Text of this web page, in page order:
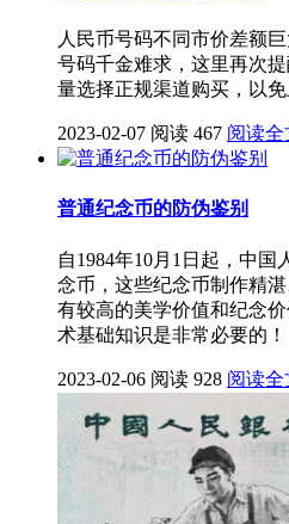
人民币号码不同市价差额
号码千金难求，这里再次
量选择正规渠道购买，以免
2023-02-07 阅读 467 阅读全
普通纪念币的防伪鉴别
自1984年10月1日起，中
念币，这些纪念币制作精
有较高的美学价值和纪念
术基础知识是非常必要的！
2023-02-06 阅读 928 阅读全